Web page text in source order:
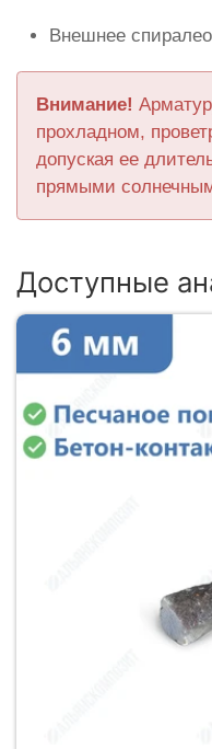
Внешнее
Внимание!
прохладном,
допуская ее
прямыми
Доступные